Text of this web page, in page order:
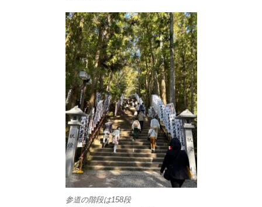
参道の階段は158段